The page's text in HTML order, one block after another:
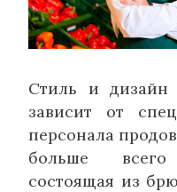
Стиль и
зависит от
персонала
больше
состоящая из